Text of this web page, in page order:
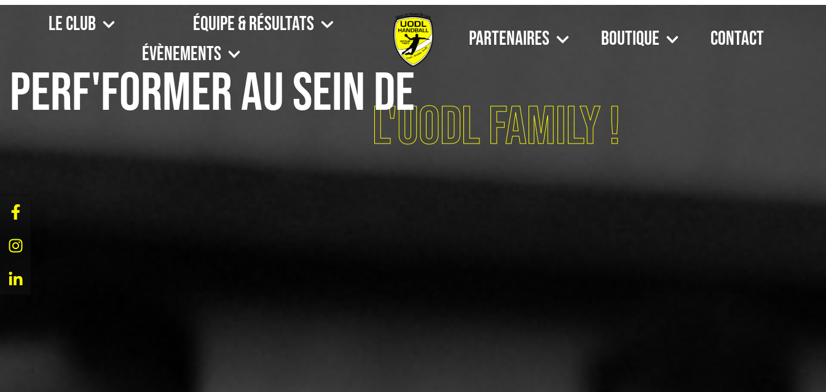
Le Club
Équipe & Résultats
Évènements
Partenaires Boutique Contact
Perf'Former au sein de
L'UODL Family !